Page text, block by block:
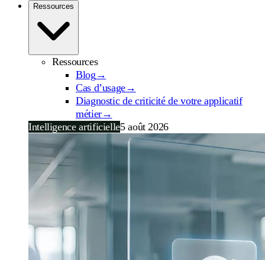
Ressources
Ressources
Blog →
Cas d’usage→
Diagnostic de criticité de votre applicatif
métier→
Intelligence artificielle5 août 2026